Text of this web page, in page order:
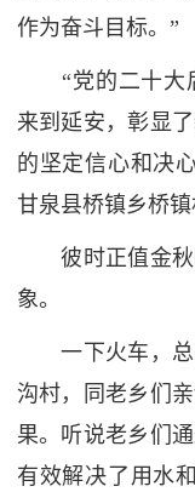
作为奋斗目标。”
“党的二十大后
来到延安，彰显
的坚定信心和决
甘泉县桥镇乡桥镇
彼时正值金秋
象。
一下火车，总
沟村，同老乡们
果。听说老乡们
有效解决了用水